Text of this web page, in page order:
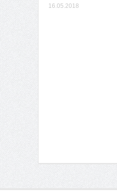
16.05.2018